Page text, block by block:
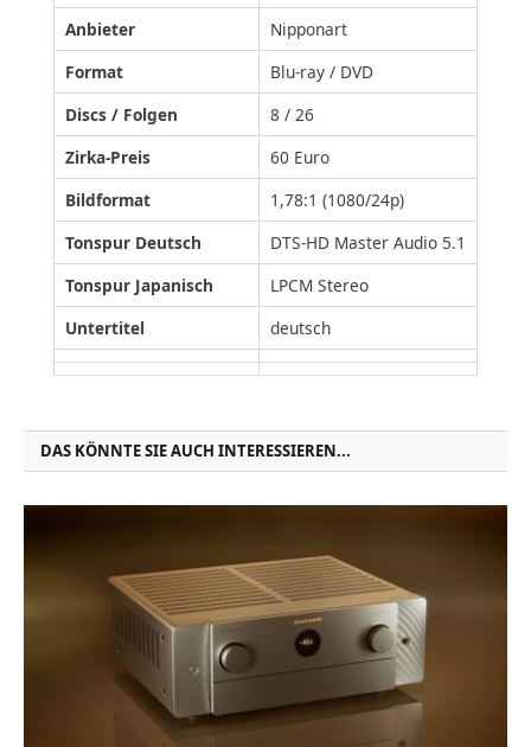
Anbieter
Nipponart
Format
Blu-ray / DVD
Discs / Folgen
8 / 26
Zirka-Preis
60 Euro
Bildformat
1,78:1 (1080/24p)
Tonspur Deutsch
DTS-HD Master Audio 5.1
Tonspur Japanisch
LPCM Stereo
Untertitel
deutsch
DAS KÖNNTE SIE AUCH INTERESSIEREN...